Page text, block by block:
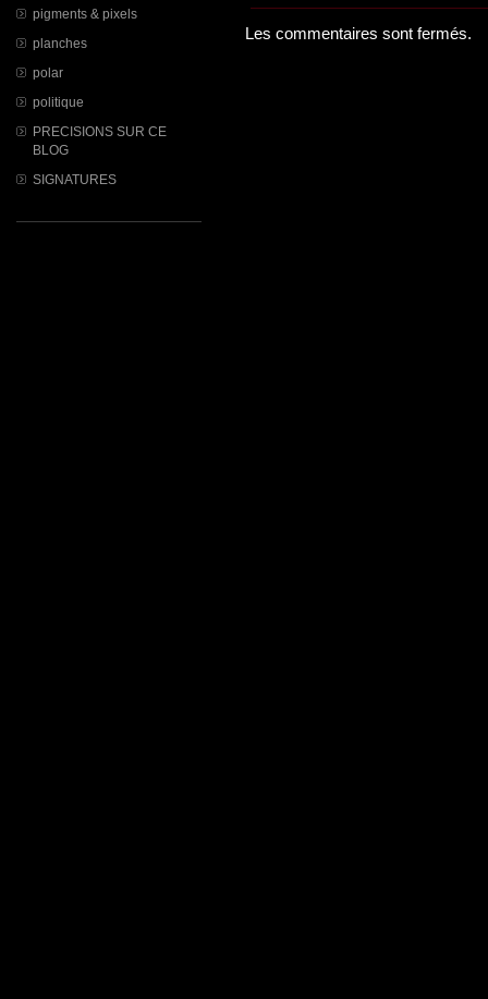
pigments & pixels
planches
polar
politique
PRECISIONS SUR CE
BLOG
SIGNATURES
Les commentaires sont fermés.